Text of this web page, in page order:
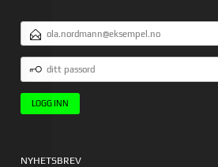
E-
POSTADRESSE
PASSORD
NYHETSBREV